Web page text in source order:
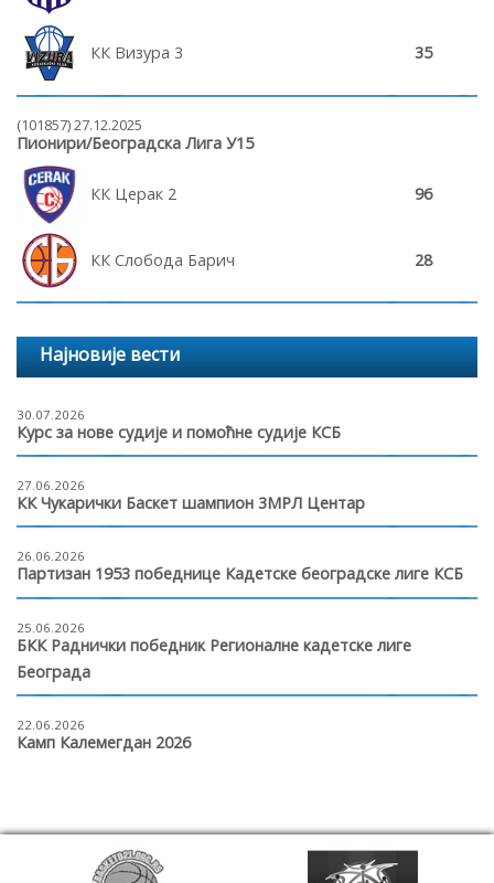
КК Визура 3 35
(101857) 27.12.2025
Пионири/Београдска Лига У15
КК Церак 2 96
КК Слобода Барич 28
Најновије вести
30.07.2026
Курс за нове судије и помоћне судије КСБ
27.06.2026
КК Чукарички Баскет шампион 3МРЛ Центар
26.06.2026
Партизан 1953 победнице Кадетске београдске лиге КСБ
25.06.2026
БКК Раднички победник Регионалне кадетске лиге
Београда
22.06.2026
Камп Калемегдан 2026